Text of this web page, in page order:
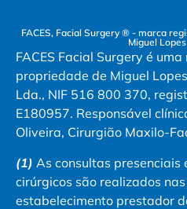
FACES, Facial Surgery ® - marca
Miguel
FACES Facial Surgery é
propriedade de Miguel
Lda., NIF 516 800 370,
E180957. Responsável
Oliveira, Cirurgião Maxilo-
(1) As consultas presenciais
cirúrgicos são realizados nas
estabelecimento prestador